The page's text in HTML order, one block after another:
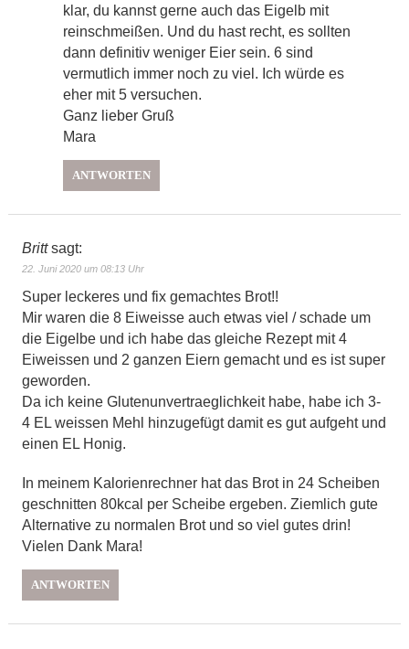
klar, du kannst gerne auch das Eigelb mit
reinschmeißen. Und du hast recht, es sollten
dann definitiv weniger Eier sein. 6 sind
vermutlich immer noch zu viel. Ich würde es
eher mit 5 versuchen.
Ganz lieber Gruß
Mara
ANTWORTEN
Britt sagt:
22. Juni 2020 um 08:13 Uhr
Super leckeres und fix gemachtes Brot!!
Mir waren die 8 Eiweisse auch etwas viel / schade um
die Eigelbe und ich habe das gleiche Rezept mit 4
Eiweissen und 2 ganzen Eiern gemacht und es ist super
geworden.
Da ich keine Glutenunvertraeglichkeit habe, habe ich 3-
4 EL weissen Mehl hinzugefügt damit es gut aufgeht und
einen EL Honig.
In meinem Kalorienrechner hat das Brot in 24 Scheiben
geschnitten 80kcal per Scheibe ergeben. Ziemlich gute
Alternative zu normalen Brot und so viel gutes drin!
Vielen Dank Mara!
ANTWORTEN